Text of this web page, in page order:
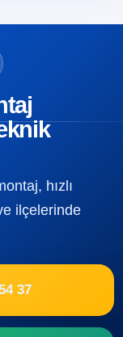
hızlı
ilçelerinde
37